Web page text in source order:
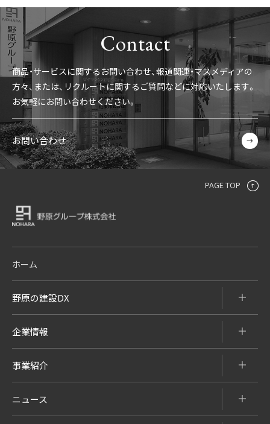
Contact
商品・サービスに関するお問い合わせ、報道関連・マスメディアの
方々、 または、リクルートに関するご質問などに対応いたします。
お気軽にお問い合わせください。
お問い合わせ
PAGE TOP
ホーム
野原の建設DX
企業情報
事業紹介
ニュース